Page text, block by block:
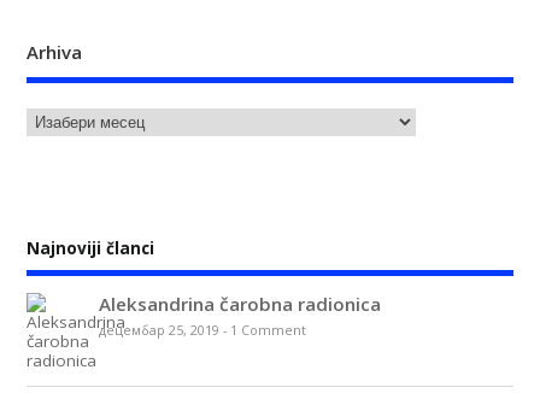
Arhiva
Najnoviji članci
Aleksandrina čarobna radionica
децембар 25, 2019 - 1 Comment